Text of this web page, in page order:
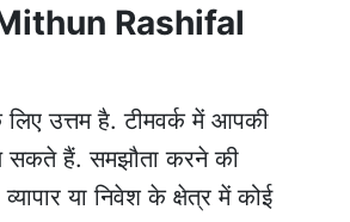
Rashifal
उत्तम है. टीमवर्क में आपकी
सकते हैं. समझौता करने की
या निवेश के क्षेत्र में कोई